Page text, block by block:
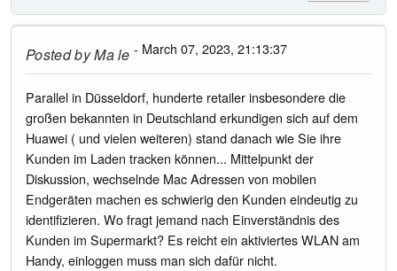
Posted byMa le - March 07, 2023, 21:13:37
Parallel in Düsseldorf, hunderte retailer insbesondere die
großen bekannten in Deutschland erkundigen sich auf dem
Huawei ( und vielen weiteren) stand danach wie Sie ihre
Kunden im Laden tracken können... Mittelpunkt der
Diskussion, wechselnde Mac Adressen von mobilen
Endgeräten machen es schwierig den Kunden eindeutig zu
identifizieren. Wo fragt jemand nach Einverständnis des
Kunden im Supermarkt? Es reicht ein aktiviertes WLAN am
Handy, einloggen muss man sich dafür nicht.